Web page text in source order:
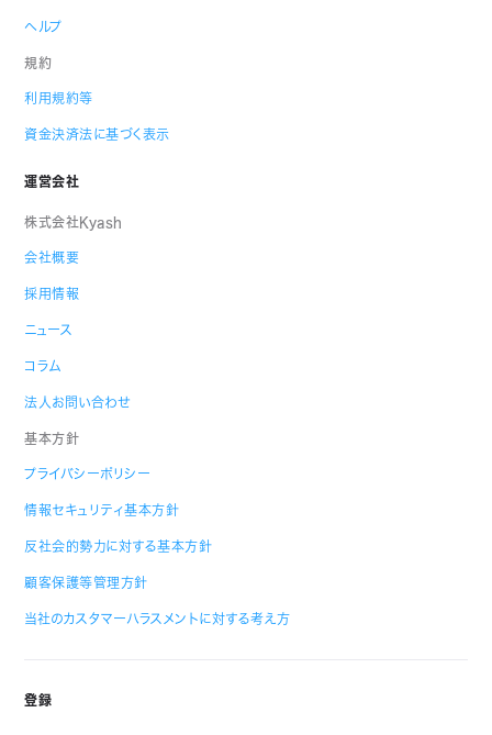
ヘルプ
規約
利用規約等
資金決済法に基づく表示
運営会社
株式会社Kyash
会社概要
採用情報
ニュース
コラム
法人お問い合わせ
基本方針
プライバシーポリシー
情報セキュリティ基本方針
反社会的勢力に対する基本方針
顧客保護等管理方針
当社のカスタマーハラスメントに対する考え方
登録